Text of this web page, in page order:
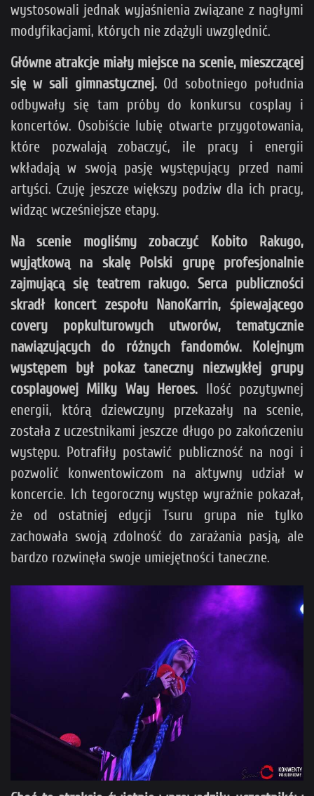
wystosowali jednak wyjaśnienia związane z nagłymi
modyfikacjami, których nie zdążyli uwzględnić.
Główne atrakcje miały miejsce na scenie, mieszczącej
się w sali gimnastycznej.Od sobotniego południa
odbywały się tam próby do konkursu cosplay i
koncertów. Osobiście lubię otwarte przygotowania,
które pozwalają zobaczyć, ile pracy i energii
wkładają w swoją pasję występujący przed nami
artyści. Czuję jeszcze większy podziw dla ich pracy,
widząc wcześniejsze etapy.
Na scenie mogliśmy zobaczyć Kobito Rakugo,
wyjątkową na skalę Polski grupę profesjonalnie
zajmującą się teatrem rakugo. Serca publiczności
skradł koncert zespołu NanoKarrin, śpiewającego
covery popkulturowych utworów, tematycznie
nawiązujących do różnych fandomów. Kolejnym
występem był pokaz taneczny niezwykłej grupy
cosplayowej Milky Way Heroes. Ilość pozytywnej
energii, którą dziewczyny przekazały na scenie,
została z uczestnikami jeszcze długo po zakończeniu
występu. Potrafiły postawić publiczność na nogi i
pozwolić konwentowiczom na aktywny udział w
koncercie. Ich tegoroczny występ wyraźnie pokazał,
że od ostatniej edycji Tsuru grupa nie tylko
zachowała swoją zdolność do zarażania pasją, ale
bardzo rozwinęła swoje umiejętności taneczne.